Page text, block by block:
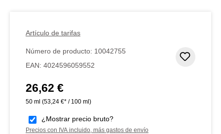
Artículo de tarifas
Número de producto: 10042755
EAN: 4024596059552
Precio normal:
26,62 €
50 ml (53,24 €* / 100 ml)
¿Mostrar precio bruto?
Precios con IVA incluido, más gastos de envío